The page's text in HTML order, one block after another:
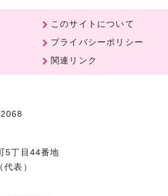
このサイトについて
プライバシーポリシー
関連リンク
5丁目44番地
表）